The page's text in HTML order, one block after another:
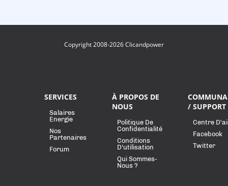
Copyright 2008-2026 Clicandpower
SERVICES
Salaires
Energie
Nos
Partenaires
Forum
À PROPOS DE
NOUS
Politique De
Confidentialité
Conditions
D'utilisation
Qui Sommes-
Nous ?
/ SUPPORT
Centre
Facebook
Twitter